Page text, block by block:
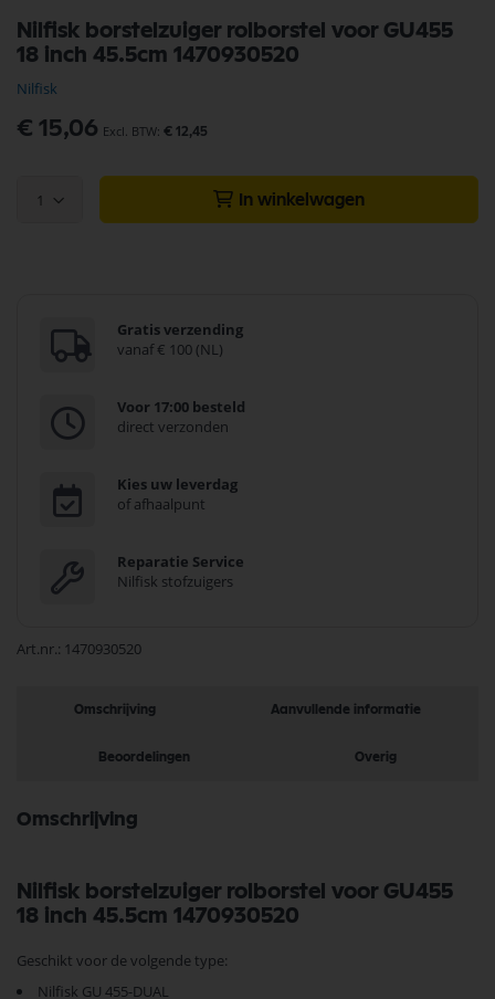
Nilfisk borstelzuiger rolborstel voor GU455
18 inch 45.5cm 1470930520
Nilfisk
€ 15,06 € 12,45
1 In winkelwagen
Gratis verzending
vanaf € 100 (NL)
Voor 17:00 besteld
direct verzonden
Kies uw leverdag
of afhaalpunt
Reparatie Service
Nilfisk stofzuigers
Art.nr. 1470930520
naar
het
van
de
afbeeldingen-
Omschrijving Aanvullende informatie
Beoordelingen Overig
Omschrijving
Nilfisk borstelzuiger rolborstel voor GU455
18 inch 45.5cm 1470930520
Geschikt voor de volgende type:
Nilfisk GU 455-DUAL